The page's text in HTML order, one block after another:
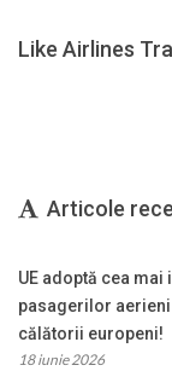
Like Airlines
Articole
UE adoptă cea
pasagerilor aerieni
călătorii europeni!
18 iunie 2026